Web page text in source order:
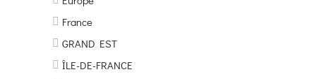
France
GRAND EST
ÎLE-DE-FRANCE